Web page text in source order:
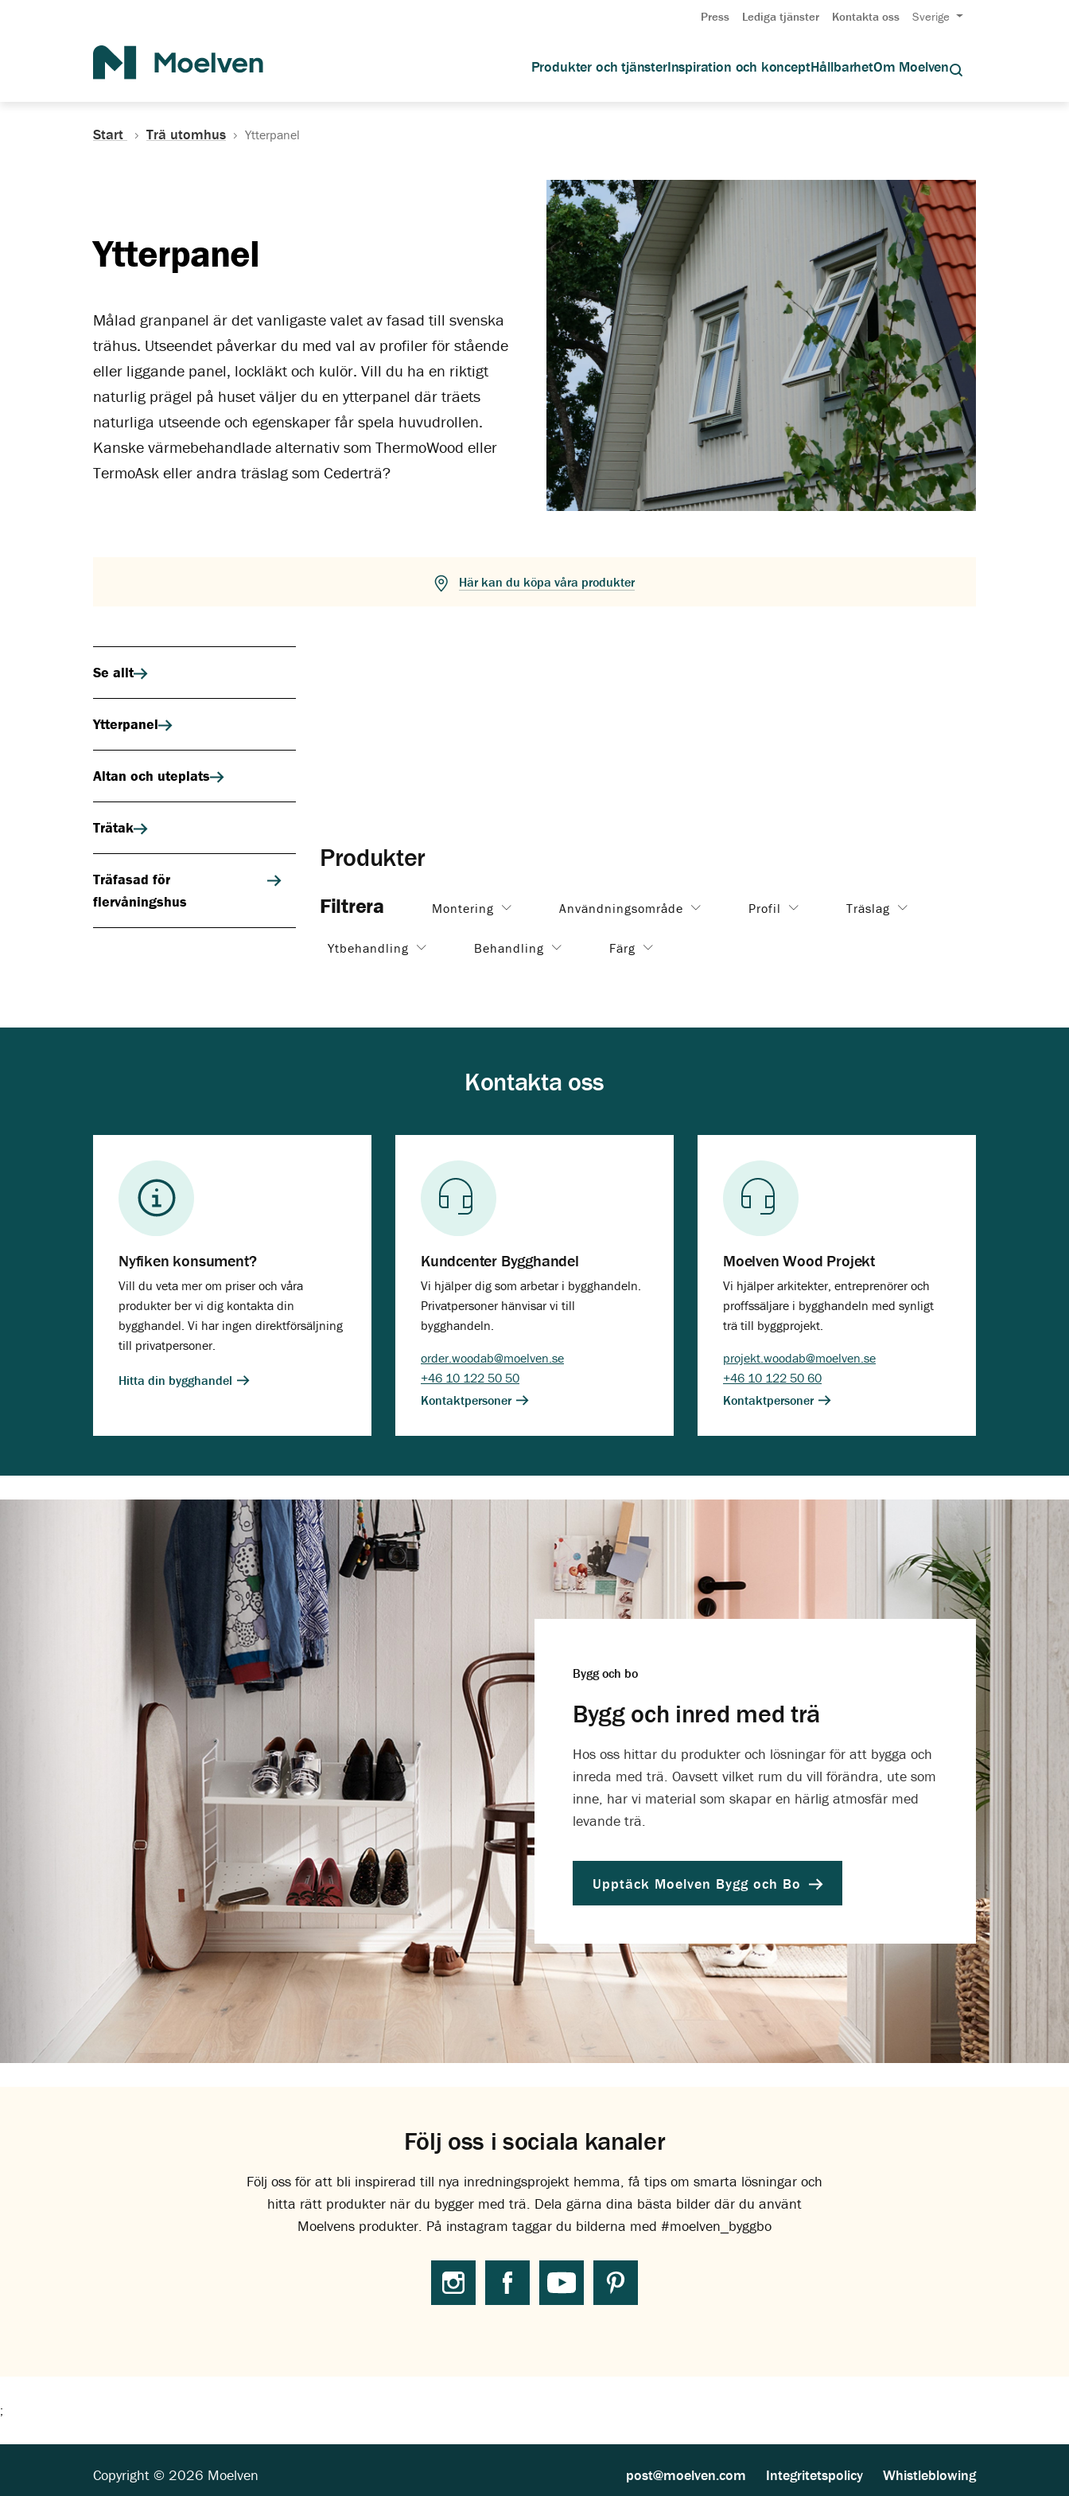
Press Lediga tjänster Kontakta oss Sverige
Produkter och tjänsterInspiration och konceptHållbarhetOm Moelven
Start Trä utomhus Ytterpanel
Ytterpanel
Målad granpanel är det vanligaste valet av fasad till svenska
trähus. Utseendet påverkar du med val av profiler för stående
eller liggande panel, lockläkt och kulör. Vill du ha en riktigt
naturlig prägel på huset väljer du en ytterpanel där träets
naturliga utseende och egenskaper får spela huvudrollen.
Kanske värmebehandlade alternativ som ThermoWood eller
TermoAsk eller andra träslag som Cederträ?
Här kan du köpa våra produkter
Se allt
Ytterpanel
Altan och uteplats
Trätak
Träfasad för
flervåningshus
Produkter
Filtrera Montering Användningsområde Profil Träslag
Ytbehandling Behandling Färg
Kontakta oss
Nyfiken konsument?
Vill du veta mer om priser och våra
produkter ber vi dig kontakta din
bygghandel. Vi har ingen direktförsäljning
till privatpersoner.
Hitta din bygghandel
Kundcenter Bygghandel
Vi hjälper dig som arbetar i bygghandeln.
Privatpersoner hänvisar vi till
bygghandeln.
order.woodab@moelven.se
+46 10 122 50 50
Kontaktpersoner
Moelven Wood Projekt
Vi hjälper arkitekter, entreprenörer och
proffssäljare i bygghandeln med synligt
trä till byggprojekt.
projekt.woodab@moelven.se
+46 10 122 50 60
Kontaktpersoner
Bygg och bo
Bygg och inred med trä
Hos oss hittar du produkter och lösningar för att bygga och
inreda med trä. Oavsett vilket rum du vill förändra, ute som
inne, har vi material som skapar en härlig atmosfär med
levande trä.
Upptäck Moelven Bygg och Bo
Följ oss i sociala kanaler
Följ oss för att bli inspirerad till nya inredningsprojekt hemma, få tips om smarta lösningar och
hitta rätt produkter när du bygger med trä. Dela gärna dina bästa bilder där du använt
Moelvens produkter. På instagram taggar du bilderna med #moelven_byggbo
;
Copyright © 2026 Moelven post@moelven.com Integritetspolicy Whistleblowing